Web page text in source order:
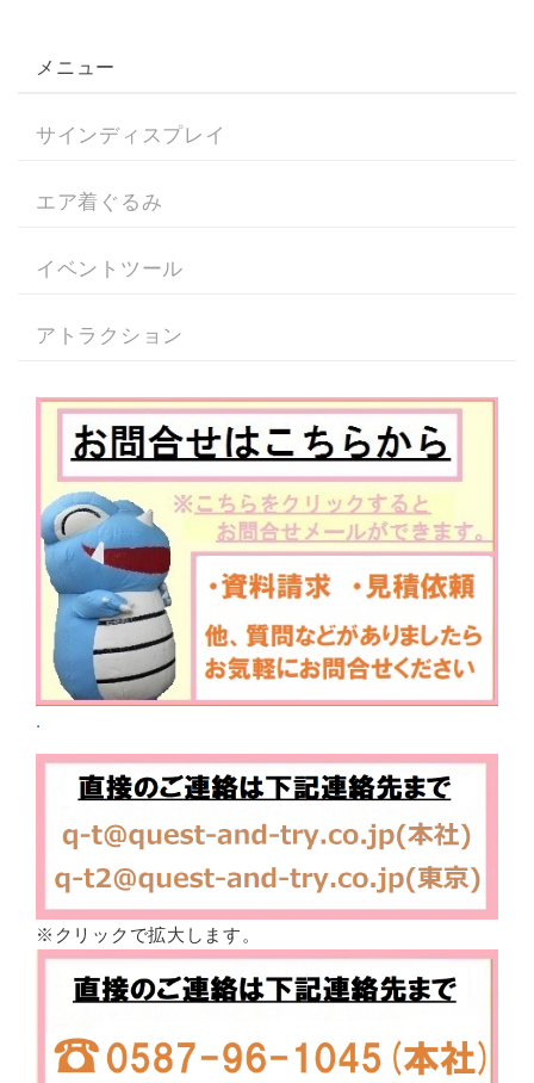
メニュー
サインディスプレイ
エア着ぐるみ
イベントツール
アトラクション
.
※クリックで拡大します。